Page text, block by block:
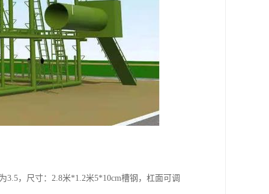
，尺寸：2.8米*1.2米5*10cm槽钢，杠面可调